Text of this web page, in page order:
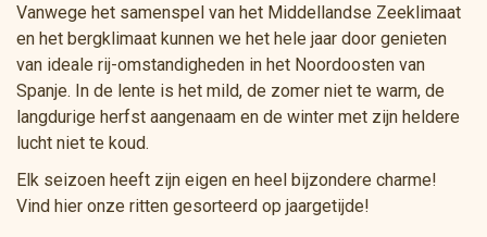
Vanwege het samenspel van het Middellandse Zeeklimaat
en het bergklimaat kunnen we het hele jaar door genieten
van ideale rij-omstandigheden in het Noordoosten van
Spanje. In de lente is het mild, de zomer niet te warm, de
langdurige herfst aangenaam en de winter met zijn heldere
lucht niet te koud.
Elk seizoen heeft zijn eigen en heel bijzondere charme!
Vind hier onze ritten gesorteerd op jaargetijde!